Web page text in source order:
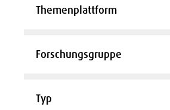
Themenplattform
Forschungsgruppe
Typ